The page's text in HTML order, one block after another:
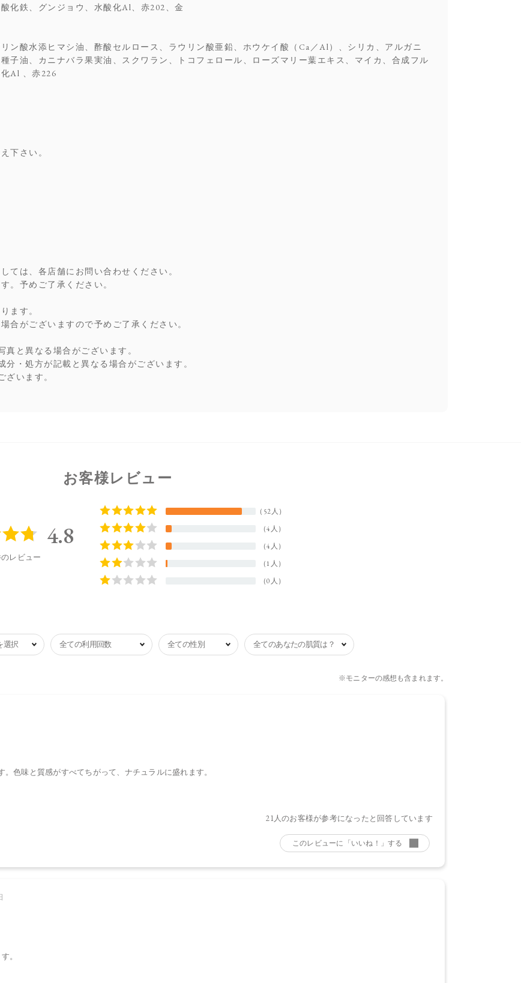
化鉄、グンジョウ、水酸化Al、赤202、金
ン酸水添ヒマシ油、酢酸セルロース、ラウリン酸亜鉛、ホウケイ酸（Ca／Al）、シリカ、アルガニ
子油、カニナバラ果実油、スクワラン、トコフェロール、ローズマリー葉エキス、マイカ、合成フル
Al 、赤226
下さい。
ては、各店舗にお問い合わせください。
。予めご了承ください。
ます。
合がございますので予めご了承ください。
と異なる場合がございます。
・処方が記載と異なる場合がございます。
います。
お客様レビュー